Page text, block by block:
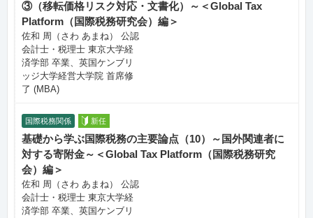
③（移転価格リスク対応・文書化）～＜Global Tax
Platform（国際税務研究会）編＞
佐和 周（さわ あまね） 公認
会計士・税理士 東京大学経
済学部 卒業、英国ケンブリ
ッジ大学経営大学院 首席修
了 (MBA)
国際税務関係 新任
基礎から学ぶ国際税務の主要論点（10）～国外関連者に
対する寄附金～＜Global Tax Platform（国際税務研究
会）編＞
佐和 周（さわ あまね） 公認
会計士・税理士 東京大学経
済学部 卒業、英国ケンブリ